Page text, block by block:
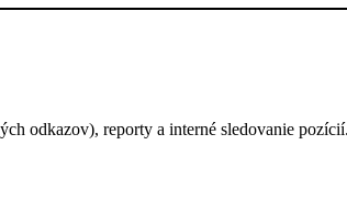
odkazov), reporty a interné sledovanie pozícií.